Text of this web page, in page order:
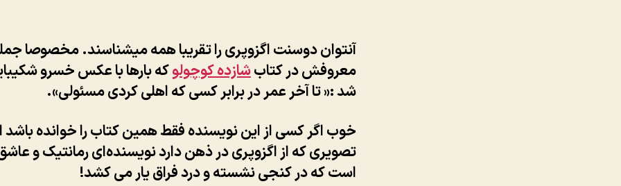
آنتوان دوسنت اگزوپری را تقریبا همه‌ میشناسند. مخصوصا
معروفش در کتابشازده کوچولوکه بارها با عکس خسرو
شد :« تا آخر عمر در برابر کسی که اهلی کردی مسئولی».
خوب اگر کسی از این نویسنده فقط همین کتاب را خوانده باشد
تصویری که از اگزوپری در ذهن دارد نویسنده‌ای رمانتیک و
است که در کنجی نشسته و درد فراق یار می کشد!